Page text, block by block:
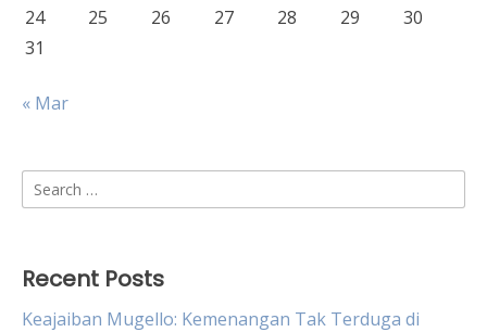
24
25 26 27 28 29
30
31
« Mar
Search
for:
Recent Posts
Keajaiban Mugello: Kemenangan Tak Terduga di